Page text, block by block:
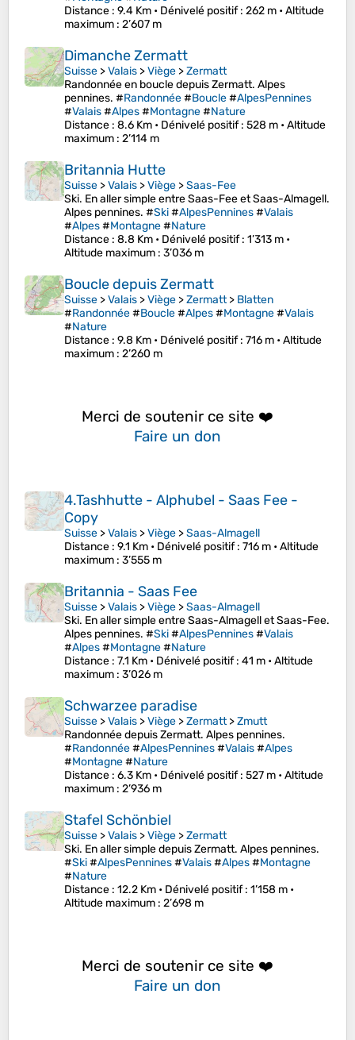
Distance : 9.4 Km • Dénivelé positif: 262 m •Altitude
maximum : 2’607 m
Dimanche Zermatt
Suisse >Valais >Viège >Zermatt
Randonnée en boucle depuis Zermatt. Alpes
pennines. #Randonnée#Boucle#AlpesPennines
#Valais#Alpes#Montagne#Nature
Distance : 8.6 Km • Dénivelé positif: 528 m •Altitude
maximum : 2’114 m
Britannia Hutte
Suisse >Valais >Viège >Saas-Fee
Ski. En aller simple entre Saas-Fee et Saas-Almagell.
Alpes pennines. #Ski#AlpesPennines#Valais
#Alpes#Montagne#Nature
Distance : 8.8 Km • Dénivelé positif: 1’313 m •
Altitude maximum : 3’036 m
Boucle depuis Zermatt
Suisse >Valais >Viège >Zermatt> Blatten
#Randonnée#Boucle#Alpes#Montagne#Valais
#Nature
Distance : 9.8 Km • Dénivelé positif: 716 m •Altitude
maximum : 2’260 m
Merci de soutenir ce site ❤️
Faire un don
4.Tashhutte - Alphubel - Saas Fee -
Copy
Suisse >Valais >Viège >Saas-Almagell
Distance : 9.1 Km • Dénivelé positif: 716 m •Altitude
maximum : 3’555 m
Britannia - Saas Fee
Suisse >Valais >Viège >Saas-Almagell
Ski. En aller simple entre Saas-Almagell et Saas-Fee.
Alpes pennines. #Ski#AlpesPennines#Valais
#Alpes#Montagne#Nature
Distance : 7.1 Km • Dénivelé positif: 41 m •Altitude
maximum : 3’026 m
Schwarzee paradise
Suisse >Valais >Viège >Zermatt>Zmutt
Randonnée depuis Zermatt. Alpes pennines.
#Randonnée#AlpesPennines#Valais#Alpes
#Montagne#Nature
Distance : 6.3 Km • Dénivelé positif: 527 m •Altitude
maximum : 2’936 m
Stafel Schönbiel
Suisse >Valais >Viège >Zermatt
Ski. En aller simple depuis Zermatt. Alpes pennines.
#Ski#AlpesPennines#Valais#Alpes#Montagne
#Nature
Distance : 12.2 Km • Dénivelé positif: 1’158 m •
Altitude maximum : 2’698 m
Merci de soutenir ce site ❤️
Faire un don